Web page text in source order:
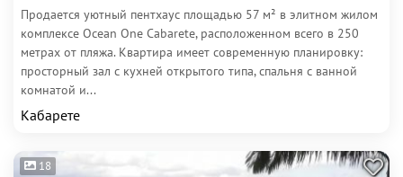
Продается уютный пентхаус площадью 57 м² в элитном жилом
комплексе Ocean One Cabarete, расположенном всего в 250
метрах от пляжа. Квартира имеет современную планировку:
просторный зал с кухней открытого типа, спальня с ванной
комнатой и...
Кабарете
18